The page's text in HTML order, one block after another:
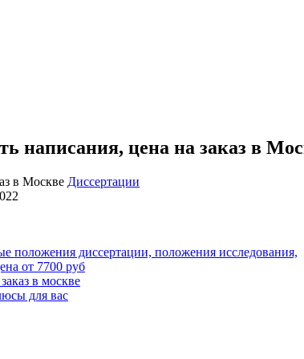
написания, цена на заказ в
Диссертации
диссертации, положения исследования,
от 7700 руб
в москве
для вас